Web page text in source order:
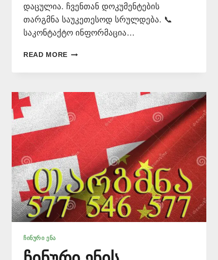
დაცულია. ჩვენთან დოკუმენტების
თარგმნა საუკეთესოდ სრულდება. 📞
საკონტაქტო ინფორმაცია…
READ MORE ᲩᲘᲜᲣᲠᲐᲓ
–
546
577
|
ᲜᲝᲢᲐᲠᲘᲣᲚᲐᲓ
ᲗᲐᲠᲒᲛᲜᲐ
ᲩᲘᲜᲣᲠᲘ ᲔᲜᲐ